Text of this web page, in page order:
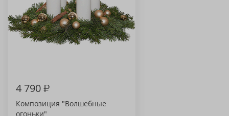
4 790₽
Композиция "Волшебные
огоньки"